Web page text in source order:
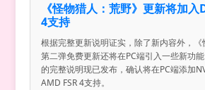
《怪物猎人：荒野》更新将加入
4支持
根据完整更新说明证实，除了新内容外，《
第二弹免费更新还将在PC端引入一些新功
的完整说明现已发布，确认将在PC端添加
AMD FSR 4支持。